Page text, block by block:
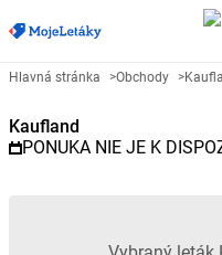
Reklamný
Hlavná stránka >Obchody >
Kaufland
PONUKA NIE JE K